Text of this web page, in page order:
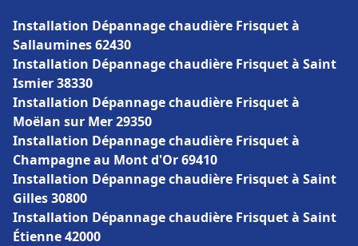
Installation Dépannage chaudière Frisquet à
Sallaumines 62430
Installation Dépannage chaudière Frisquet à Saint
Ismier 38330
Installation Dépannage chaudière Frisquet à
Moëlan sur Mer 29350
Installation Dépannage chaudière Frisquet à
Champagne au Mont d'Or 69410
Installation Dépannage chaudière Frisquet à Saint
Gilles 30800
Installation Dépannage chaudière Frisquet à Saint
Étienne 42000